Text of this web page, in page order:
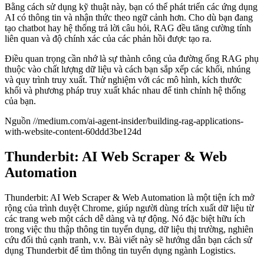
Bằng cách sử dụng kỹ thuật này, bạn có thể phát triển các ứng dụng
AI có thông tin và nhận thức theo ngữ cảnh hơn. Cho dù bạn đang
tạo chatbot hay hệ thống trả lời câu hỏi, RAG đều tăng cường tính
liên quan và độ chính xác của các phản hồi được tạo ra.
Điều quan trọng cần nhớ là sự thành công của đường ống RAG phụ
thuộc vào chất lượng dữ liệu và cách bạn sắp xếp các khối, nhúng
và quy trình truy xuất. Thử nghiệm với các mô hình, kích thước
khối và phương pháp truy xuất khác nhau để tinh chỉnh hệ thống
của bạn.
Nguồn //medium.com/ai-agent-insider/building-rag-applications-
with-website-content-60ddd3be124d
Thunderbit: AI Web Scraper & Web
Automation
Thunderbit: AI Web Scraper & Web Automation là một tiện ích mở
rộng của trình duyệt Chrome, giúp người dùng trích xuất dữ liệu từ
các trang web một cách dễ dàng và tự động. Nó đặc biệt hữu ích
trong việc thu thập thông tin tuyển dụng, dữ liệu thị trường, nghiên
cứu đối thủ cạnh tranh, v.v. Bài viết này sẽ hướng dẫn bạn cách sử
dụng Thunderbit để tìm thông tin tuyển dụng ngành Logistics.